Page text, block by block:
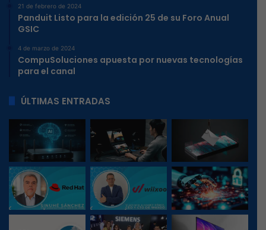
21 de febrero de 2024
Panduit Listo para la edición 25 de su Foro Anual
GSIC
4 de marzo de 2024
CompuSoluciones apuesta por nuevas tecnologías
para el canal
ÚLTIMAS ENTRADAS